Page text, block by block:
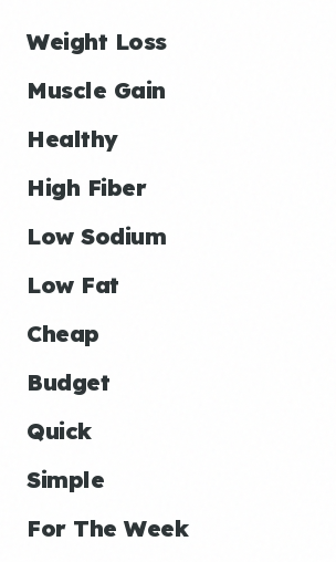
Weight Loss
Muscle Gain
Healthy
High Fiber
Low Sodium
Low Fat
Cheap
Budget
Quick
Simple
For The Week